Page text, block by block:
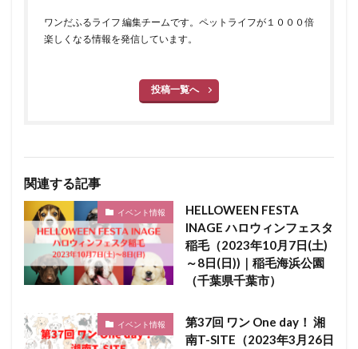
ワンだふるライフ 編集チームです。ペットライフが１０００倍
楽しくなる情報を発信しています。
投稿一覧へ
関連する記事
イベント情報
HELLOWEEN FESTA
INAGE ハロウィンフェスタ
稲毛（2023年10月7日(土)
～8日(日))｜稲毛海浜公園
（千葉県千葉市）
イベント情報
第37回 ワン One day！ 湘
南T-SITE（2023年3月26日